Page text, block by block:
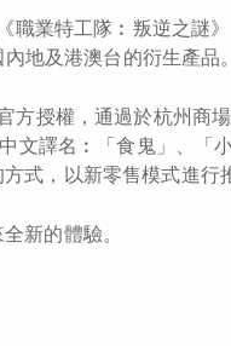
職業特工隊︰叛逆之謎
地及港澳台的衍生產品。
方授權 ，通過於杭州商
文譯名︰「食鬼」、「
式，以新零售模式進行
新的體驗。